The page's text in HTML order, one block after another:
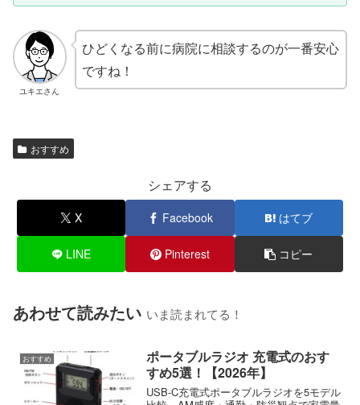
ユキエさん
ひどくなる前に病院に相談するのが一番安心
ですね！
おすすめ
シェアする
X Facebook はてブ
LINE Pinterest コピー
あわせて読みたい いま読まれてる！
おすすめ
ポータブルラジオ 充電式のおす
すめ5選！【2026年】
USB-C充電式ポータブルラジオを5モデル